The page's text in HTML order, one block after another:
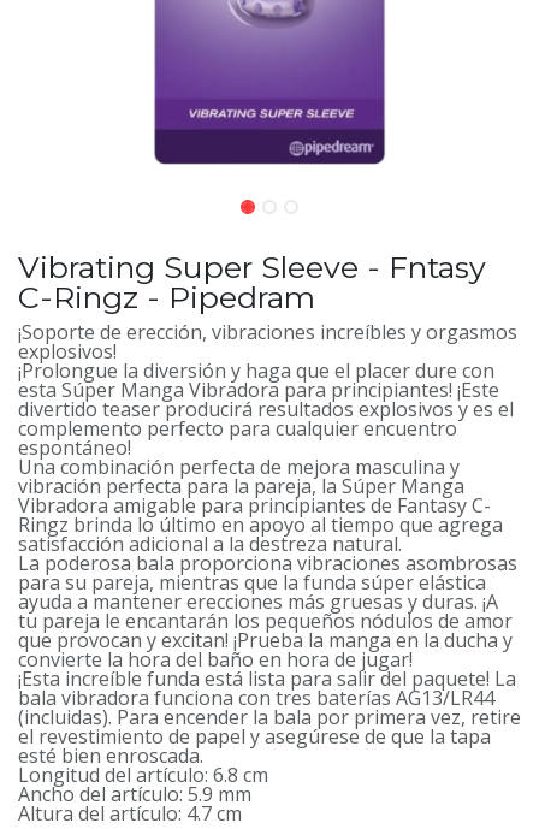
Vibrating Super Sleeve - Fntasy
C-Ringz - Pipedram
¡Soporte de erección, vibraciones increíbles y orgasmos
explosivos!
¡Prolongue la diversión y haga que el placer dure con
esta Súper Manga Vibradora para principiantes! ¡Este
divertido teaser producirá resultados explosivos y es el
complemento perfecto para cualquier encuentro
espontáneo!
Una combinación perfecta de mejora masculina y
vibración perfecta para la pareja, la Súper Manga
Vibradora amigable para principiantes de Fantasy C-
Ringz brinda lo último en apoyo al tiempo que agrega
satisfacción adicional a la destreza natural.
La poderosa bala proporciona vibraciones asombrosas
para su pareja, mientras que la funda súper elástica
ayuda a mantener erecciones más gruesas y duras. ¡A
tu pareja le encantarán los pequeños nódulos de amor
que provocan y excitan! ¡Prueba la manga en la ducha y
convierte la hora del baño en hora de jugar!
¡Esta increíble funda está lista para salir del paquete! La
bala vibradora funciona con tres baterías AG13/LR44
(incluidas). Para encender la bala por primera vez, retire
el revestimiento de papel y asegúrese de que la tapa
esté bien enroscada.
Longitud del artículo: 6.8 cm
Ancho del artículo: 5.9 mm
Altura del artículo: 4.7 cm